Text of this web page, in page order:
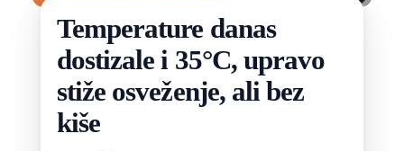
Temperature danas
dostizale i 35°C, upravo
stiže osveženje, ali bez
kiše